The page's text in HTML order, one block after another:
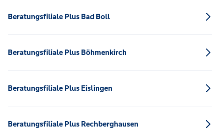
Beratungsfiliale Plus Bad Boll
Beratungsfiliale Plus Böhmenkirch
Beratungsfiliale Plus Eislingen
Beratungsfiliale Plus Rechberghausen